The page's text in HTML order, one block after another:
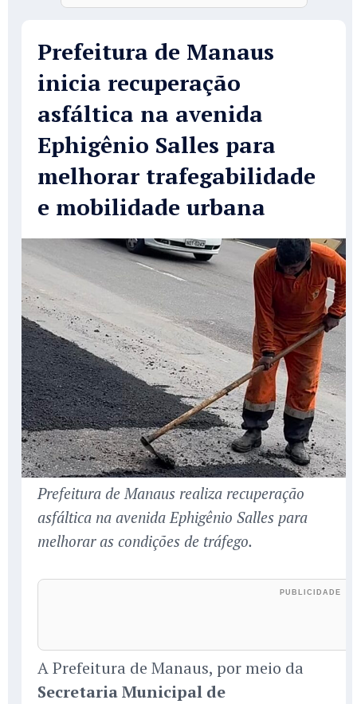
Prefeitura de Manaus
inicia recuperação
asfáltica na avenida
Ephigênio Salles para
melhorar trafegabilidade
e mobilidade urbana
Prefeitura de Manaus realiza recuperação
asfáltica na avenida Ephigênio Salles para
melhorar as condições de tráfego.
A Prefeitura de Manaus, por meio da
Secretaria Municipal de